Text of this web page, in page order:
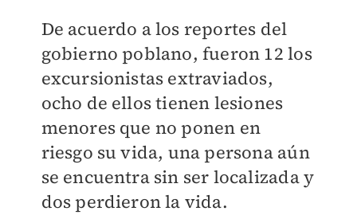
De acuerdo a los reportes del
gobierno poblano, fueron 12 los
excursionistas extraviados,
ocho de ellos tienen lesiones
menores que no ponen en
riesgo su vida, una persona aún
se encuentra sin ser localizada y
dos perdieron la vida.